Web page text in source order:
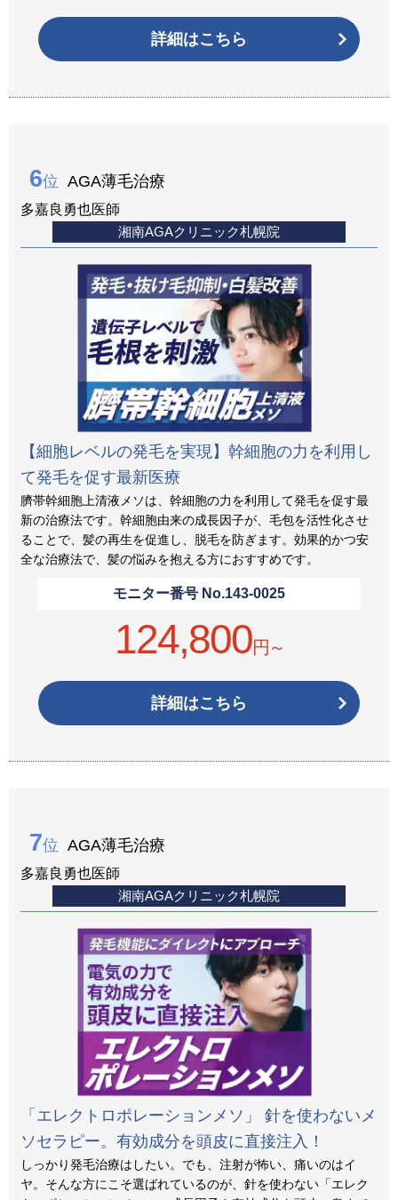
詳細はこちら
6位 AGA薄毛治療
多嘉良勇也医師
湘南AGAクリニック札幌院
【細胞レベルの発毛を実現】幹細胞の力を利用し
て発毛を促す最新医療
臍帯幹細胞上清液メソは、幹細胞の力を利用して発毛を促す最
新の治療法です。幹細胞由来の成長因子が、毛包を活性化させ
ることで、髪の再生を促進し、脱毛を防ぎます。効果的かつ安
全な治療法で、髪の悩みを抱える方におすすめです。
モニター番号 No.143-0025
124,800円～
詳細はこちら
7位 AGA薄毛治療
多嘉良勇也医師
湘南AGAクリニック札幌院
「エレクトロポレーションメソ」 針を使わないメ
ソセラピー。有効成分を頭皮に直接注入！
しっかり発毛治療はしたい。でも、注射が怖い、痛いのはイ
ヤ。そんな方にこそ選ばれているのが、針を使わない「エレク